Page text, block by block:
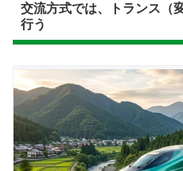
交流方式では、トランス（
行う